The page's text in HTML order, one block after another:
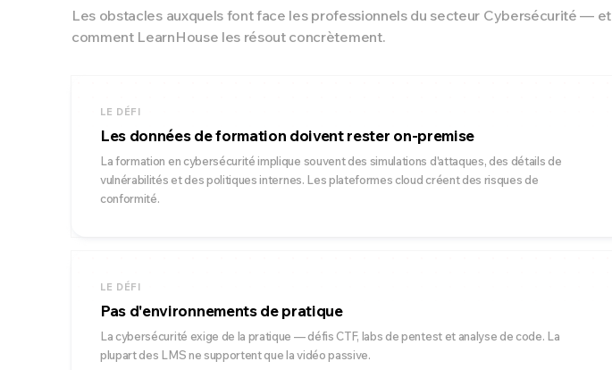
Les obstacles auxquels font face les professionnels du secteur Cybersécurité — et
comment LearnHouse les résout concrètement.
LE DÉFI
Les données de formation doivent rester on-premise
La formation en cybersécurité implique souvent des simulations d'attaques, des détails de
vulnérabilités et des politiques internes. Les plateformes cloud créent des risques de
conformité.
LE DÉFI
Pas d'environnements de pratique
La cybersécurité exige de la pratique — défis CTF, labs de pentest et analyse de code. La
plupart des LMS ne supportent que la vidéo passive.